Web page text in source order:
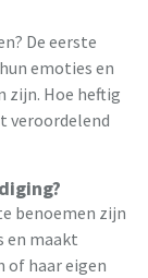
De eerste
emoties en
zijn. Hoe heftig
veroordelend
benoemen zijn
en maakt
of haar eigen